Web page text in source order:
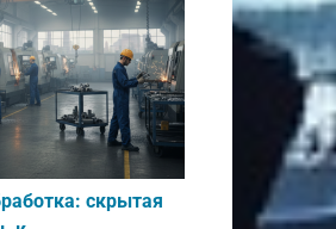
скрытая